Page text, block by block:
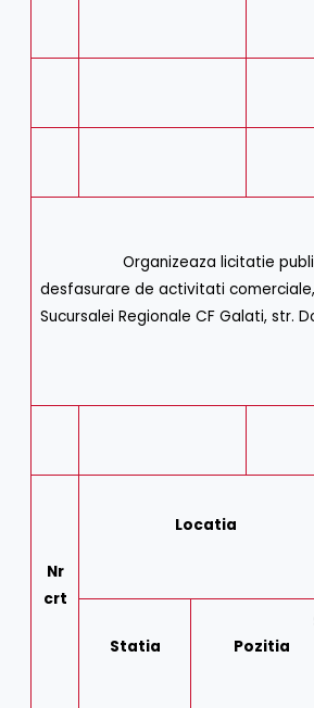
Organizeaza licitatie publica
desfasurare de activitati
Sucursalei Regionale CF Galati, str.
Nr
crt
Locatia
Statia Pozitia